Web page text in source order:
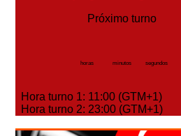
Próximo turno
horas minutos segundos
Hora turno 1: 11:00 (GTM+1)
Hora turno 2: 23:00 (GTM+1)